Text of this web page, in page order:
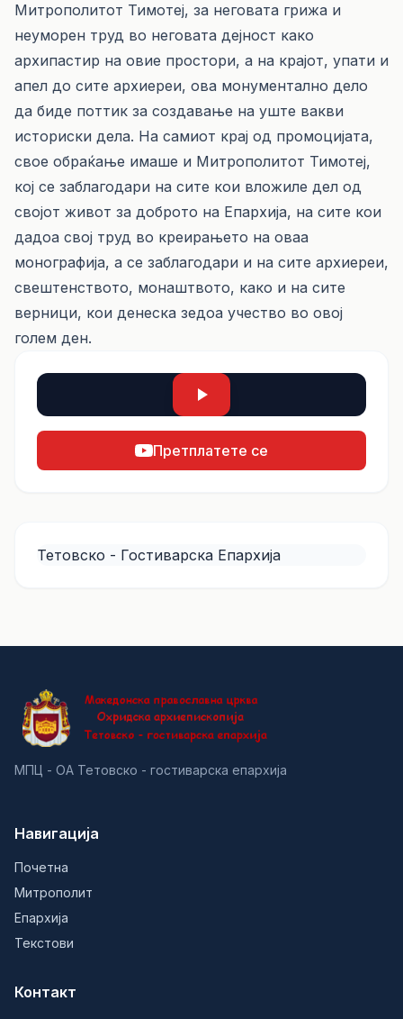
Митрополитот Тимотеј, за неговата грижа и
неуморен труд во неговата дејност како
архипастир на овие простори, а на крајот, упати и
апел до сите архиереи, ова монументално дело
да биде поттик за создавање на уште вакви
историски дела. На самиот крај од промоцијата,
свое обраќање имаше и Митрополитот Тимотеј,
кој се заблагодари на сите кои вложиле дел од
својот живот за доброто на Епархија, на сите кои
дадоа свој труд во креирањето на оваа
монографија, а се заблагодари и на сите архиереи,
свештенството, монаштвото, како и на сите
верници, кои денеска зедоа учество во овој
голем ден.
Претплатете се
Тетовско - Гостиварска Епархија
МПЦ - ОА Тетовско - гостиварска епархија
Навигација
Почетна
Митрополит
Епархија
Текстови
Контакт